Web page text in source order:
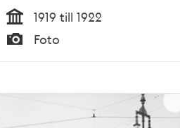
Tid
1919 till 1922
Typ
Foto